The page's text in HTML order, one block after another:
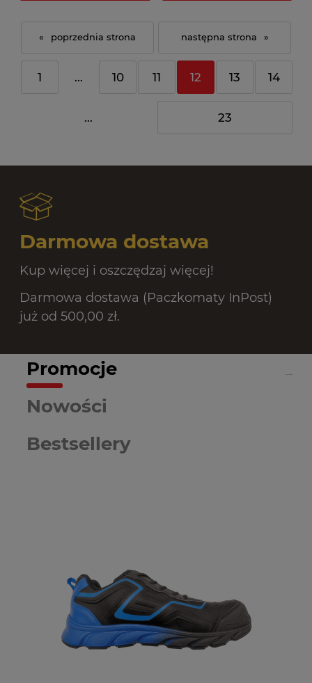
«
1 ... 10 11 12 13 14
... 23
»
Darmowa dostawa
Kup więcej i oszczędzaj więcej!
Darmowa dostawa (Paczkomaty InPost)
już od 500,00 zł.
Promocje
Nowości
Bestsellery